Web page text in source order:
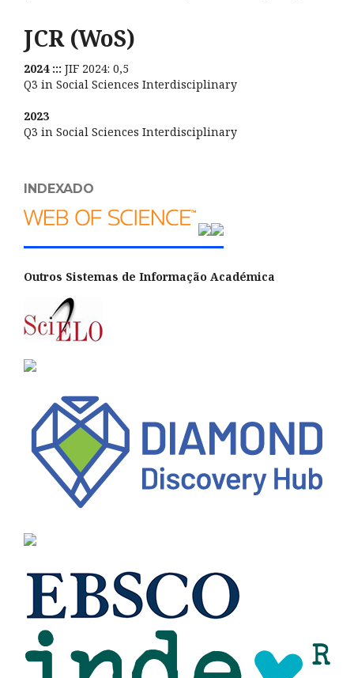
JCR (WoS)
2024 ::: JIF 2024: 0,5
Q3 in Social Sciences Interdisciplinary
2023
Q3 in Social Sciences Interdisciplinary
INDEXADO
Outros Sistemas de Informação Académica